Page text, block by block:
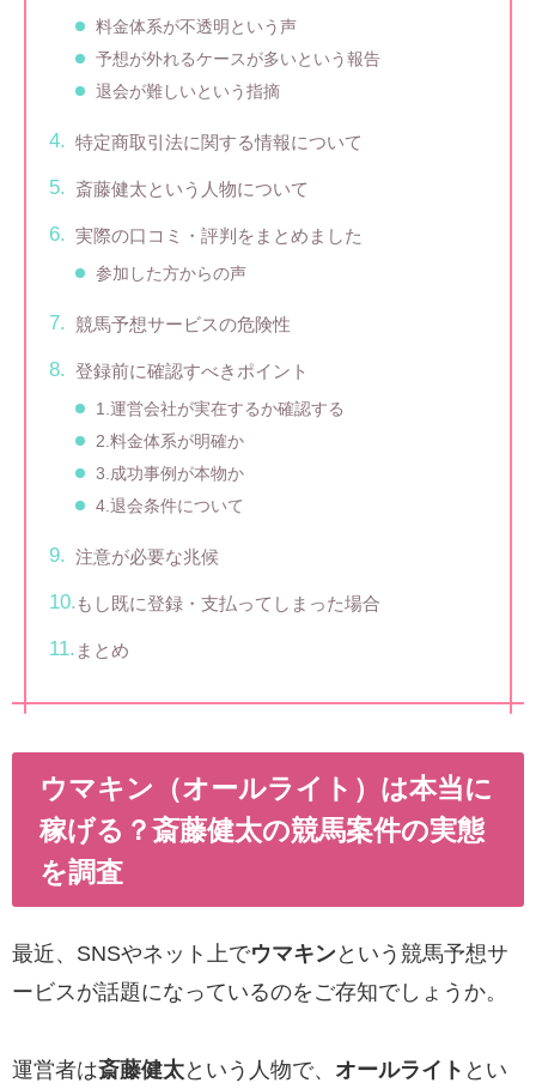
料金体系が不透明という声
予想が外れるケースが多いという報告
退会が難しいという指摘
特定商取引法に関する情報について
斎藤健太という人物について
実際の口コミ・評判をまとめました
参加した方からの声
競馬予想サービスの危険性
登録前に確認すべきポイント
1.運営会社が実在するか確認する
2.料金体系が明確か
3.成功事例が本物か
4.退会条件について
注意が必要な兆候
もし既に登録・支払ってしまった場合
まとめ
ウマキン（オールライト）は本当に
稼げる？斎藤健太の競馬案件の実態
を調査
最近、SNSやネット上でウマキンという競馬予想サ
ービスが話題になっているのをご存知でしょうか。
運営者は斎藤健太という人物で、 オールライト とい